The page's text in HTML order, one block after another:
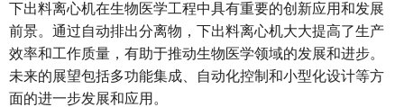
下出料离心机在生物医学工程中具有重要的创新应用和发展
前景。通过自动排出分离物，下出料离心机大大提高了生产
效率和工作质量，有助于推动生物医学领域的发展和进步。
未来的展望包括多功能集成、自动化控制和小型化设计等方
面的进一步发展和应用。